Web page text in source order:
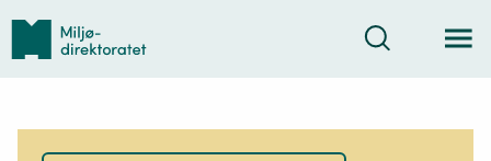
Tilbake
forsiden
Søk